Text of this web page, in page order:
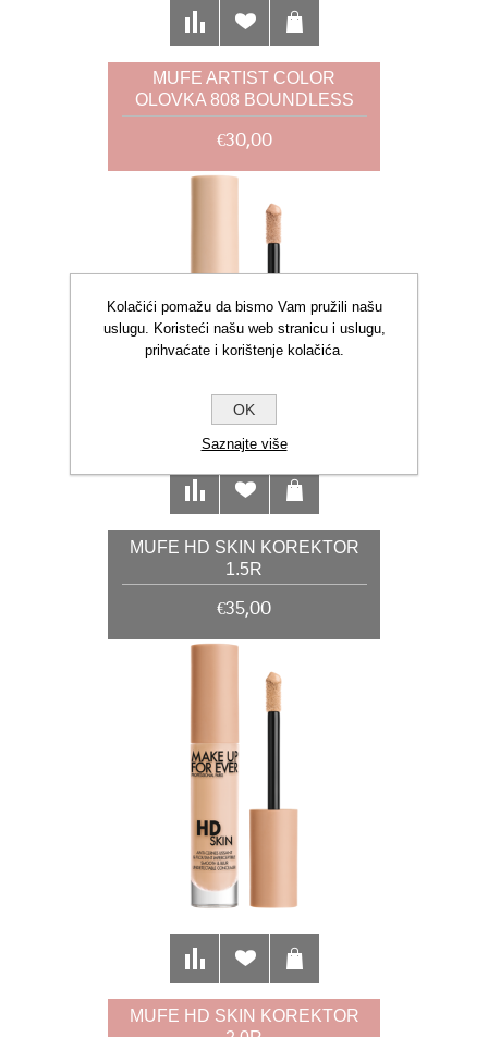
MUFE ARTIST COLOR
OLOVKA 808 BOUNDLESS
BERRY 1,41G
€30,00
MUFE HD SKIN KOREKTOR
1.5R
€35,00
MUFE HD SKIN KOREKTOR
Kolačići pomažu da bismo Vam pružili našu
uslugu. Koristeći našu web stranicu i uslugu,
prihvaćate i korištenje kolačića.
OK
Saznajte više